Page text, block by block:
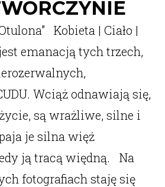
Kobieta | Ciało |
emanacją tych trzech,
Wciąż odnawiają się,
są wrażliwe, silne i
je silna więź
ją tracą więdną. Na
fotografiach staję się